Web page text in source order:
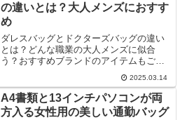
の違いとは？大人メンズにおすす
め
ダレスバッグとドクターズバッグの違い
とは？どんな職業の大人メンズに似合
う？おすすめブランドのアイテムもご紹
2025.03.14
A4書類と13インチパソコンが両
方入る女性用の美しい通勤バッグ